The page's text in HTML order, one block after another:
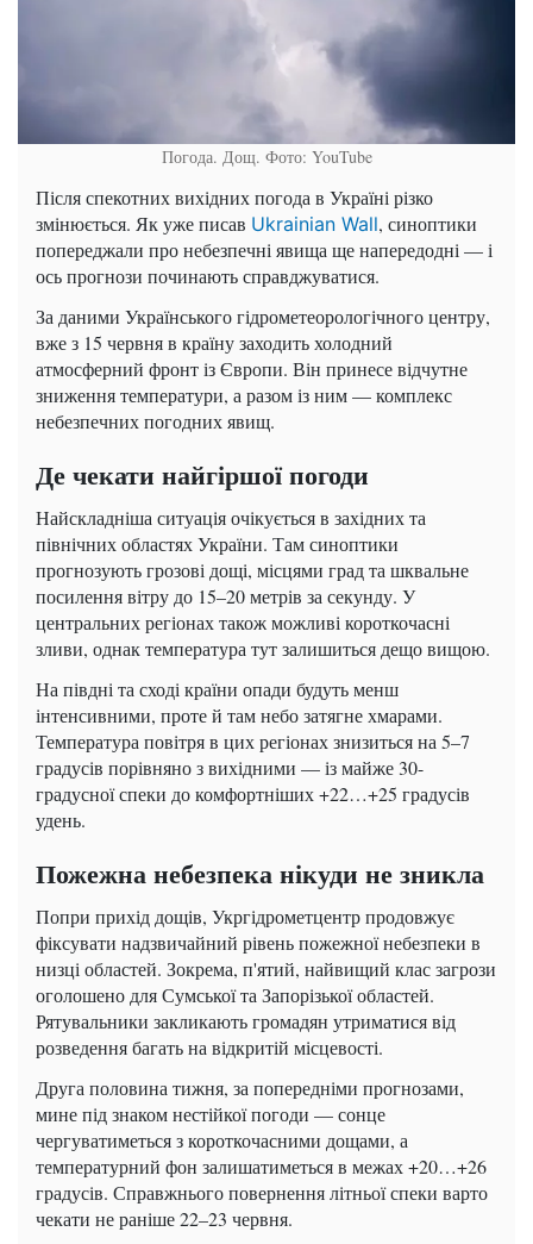
Погода. Дощ. Фото: YouTube
Після спекотних вихідних погода в Україні різко
змінюється. Як уже писав Ukrainian Wall, синоптики
попереджали про небезпечні явища ще напередодні — і
ось прогнози починають справджуватися.
За даними Українського гідрометеорологічного центру,
вже з 15 червня в країну заходить холодний
атмосферний фронт із Європи. Він принесе відчутне
зниження температури, а разом із ним — комплекс
небезпечних погодних явищ.
Де чекати найгіршої погоди
Найскладніша ситуація очікується в західних та
північних областях України. Там синоптики
прогнозують грозові дощі, місцями град та шквальне
посилення вітру до 15–20 метрів за секунду. У
центральних регіонах також можливі короткочасні
зливи, однак температура тут залишиться дещо вищою.
На півдні та сході країни опади будуть менш
інтенсивними, проте й там небо затягне хмарами.
Температура повітря в цих регіонах знизиться на 5–7
градусів порівняно з вихідними — із майже 30-
градусної спеки до комфортніших +22…+25 градусів
удень.
Пожежна небезпека нікуди не зникла
Попри прихід дощів, Укргідрометцентр продовжує
фіксувати надзвичайний рівень пожежної небезпеки в
низці областей. Зокрема, п'ятий, найвищий клас загрози
оголошено для Сумської та Запорізької областей.
Рятувальники закликають громадян утриматися від
розведення багать на відкритій місцевості.
Друга половина тижня, за попередніми прогнозами,
мине під знаком нестійкої погоди — сонце
чергуватиметься з короткочасними дощами, а
температурний фон залишатиметься в межах +20…+26
градусів. Справжнього повернення літньої спеки варто
чекати не раніше 22–23 червня.